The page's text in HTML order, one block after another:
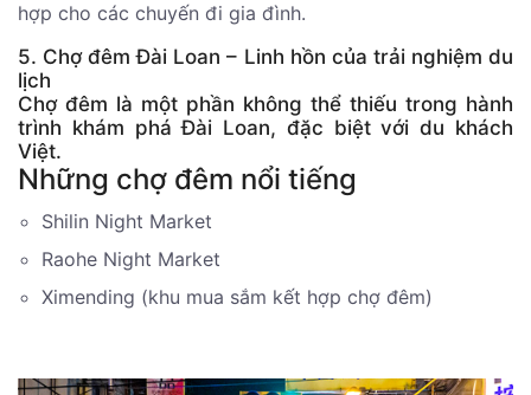
hợp cho các chuyến đi gia đình.
5. Chợ đêm Đài Loan – Linh hồn của trải nghiệm du
lịch
Chợ đêm là một phần không thể thiếu trong hành
trình khám phá Đài Loan, đặc biệt với du khách
Việt.
Những chợ đêm nổi tiếng
Shilin Night Market
Raohe Night Market
Ximending (khu mua sắm kết hợp chợ đêm)